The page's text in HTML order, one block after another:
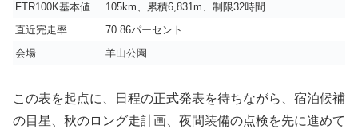
FTR100K基本値
105km、累積6,831m、制限32時間
直近完走率
70.86パーセント
会場
羊山公園
この表を起点に、日程の正式発表を待ちながら、宿泊候補
の目星、秋のロング走計画、夜間装備の点検を先に進めて